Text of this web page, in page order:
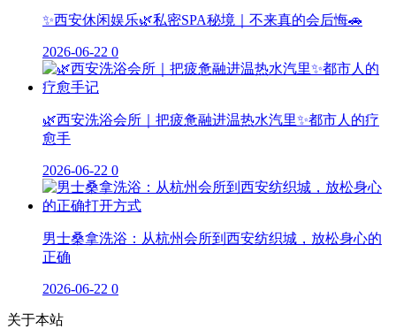
✨西安休闲娱乐🌿私密SPA秘境｜不来真的会后悔🚗
2026-06-22 0
🌿西安洗浴会所｜把疲惫融进温热水汽里✨都市人的疗
愈手
2026-06-22 0
男士桑拿洗浴：从杭州会所到西安纺织城，放松身心的
正确
2026-06-22 0
关于本站